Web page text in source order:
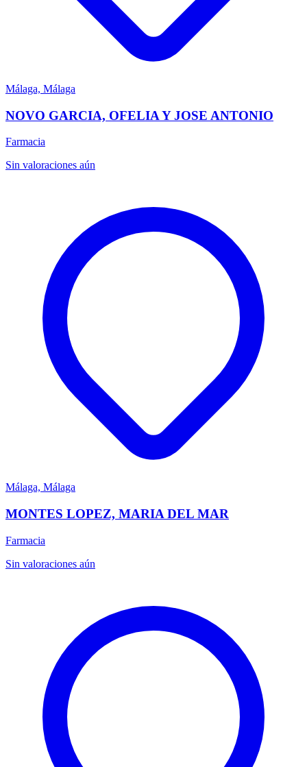
Málaga, Málaga
NOVO GARCIA, OFELIA Y JOSE ANTONIO
Farmacia
Sin valoraciones aún
Málaga, Málaga
MONTES LOPEZ, MARIA DEL MAR
Farmacia
Sin valoraciones aún